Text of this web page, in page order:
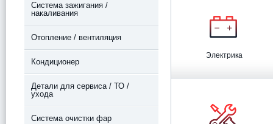
Система зажигания /
накаливания
Отопление / вентиляция
Кондиционер
Детали для сервиса / ТО /
ухода
Система очистки фар
Электрика